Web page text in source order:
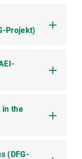
Projekt)
ein
verstehen.
zur
in the
für
(DFG-